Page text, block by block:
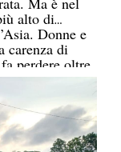
alto di
Donne e
carenza di
perdere oltre
pesce e